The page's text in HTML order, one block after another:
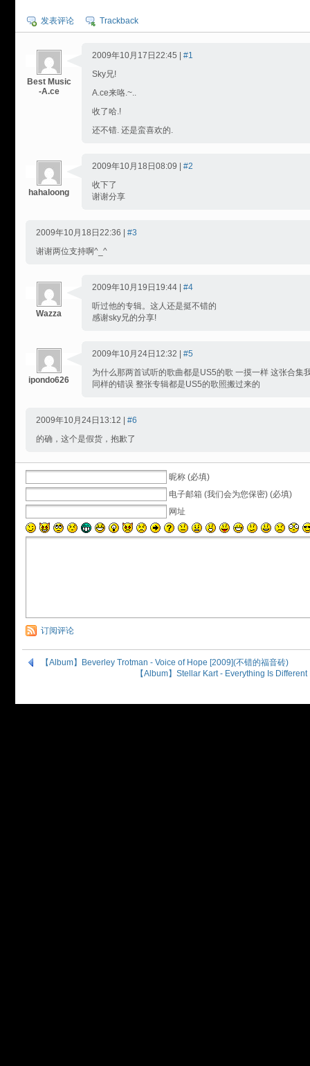
发表评论 Trackback
Best Music
-A.ce
2009年10月17日22:45 | #1
Sky兄!
A.ce来咯.~..
收了哈.!
还不错. 还是蛮喜欢的.
hahaloong
2009年10月18日08:09 | #2
收下了
谢谢分享
2009年10月18日22:36 | #3
谢谢两位支持啊^_^
Wazza
2009年10月19日19:44 | #4
听过他的专辑。这人还是挺不错的
感谢sky兄的分享!
ipondo626
2009年10月24日12:32 | #5
为什么那两首试听的歌曲都是US5的歌 一摸一样 这张合集
同样的错误 整张专辑都是US5的歌照搬过来的
2009年10月24日13:12 | #6
的确，这个是假货，抱歉了
昵称 (必填)
电子邮箱 (我们会为您保密) (必填)
网址
订阅评论
【Album】Beverley Trotman - Voice of Hope [2009](不错的福音砖)
【Album】Stellar Kart - Everything Is